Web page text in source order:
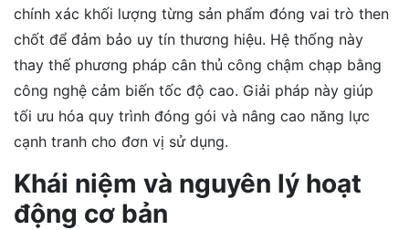
chính xác khối lượng từng sản phẩm đóng vai trò then
chốt để đảm bảo uy tín thương hiệu. Hệ thống này
thay thế phương pháp cân thủ công chậm chạp bằng
công nghệ cảm biến tốc độ cao. Giải pháp này giúp
tối ưu hóa quy trình đóng gói và nâng cao năng lực
cạnh tranh cho đơn vị sử dụng.
Khái niệm và nguyên lý hoạt
động cơ bản